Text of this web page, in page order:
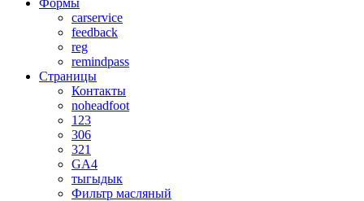
Формы
carservice
feedback
reg
remindpass
Страницы
Контакты
noheadfoot
123
306
321
GA4
тыгыдык
Фильтр масляный